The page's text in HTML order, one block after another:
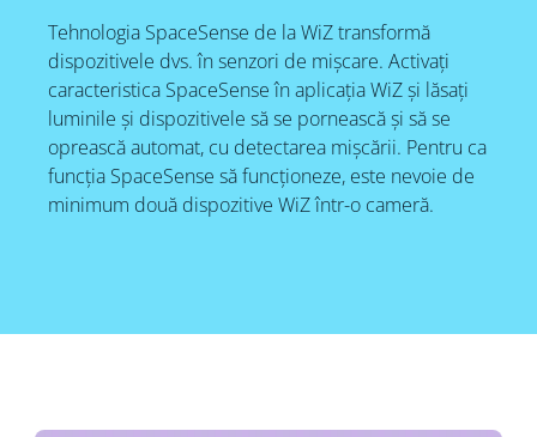
Tehnologia SpaceSense de la WiZ transformă
dispozitivele dvs. în senzori de mișcare. Activați
caracteristica SpaceSense în aplicația WiZ și lăsați
luminile și dispozitivele să se pornească și să se
oprească automat, cu detectarea mișcării. Pentru ca
funcția SpaceSense să funcționeze, este nevoie de
minimum două dispozitive WiZ într-o cameră.